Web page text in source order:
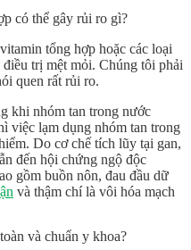
có thể gây rủi ro gì?
vitamin tổng hợp hoặc các loại
điều trị mệt mỏi. Chúng tôi phải
quen rất rủi ro.
khi nhóm tan trong nước
việc lạm dụng nhóm tan trong
Do cơ chế tích lũy tại gan,
đến hội chứng ngộ độc
gồm buồn nôn, đau đầu dữ
và thậm chí là vôi hóa mạch
và chuẩn y khoa?